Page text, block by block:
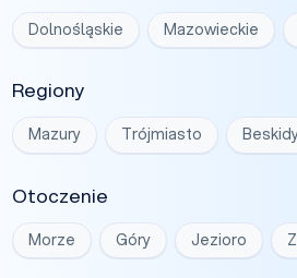
Dolnośląskie Mazowieckie
Regiony
Mazury Trójmiasto
Otoczenie
Morze Góry Jezioro